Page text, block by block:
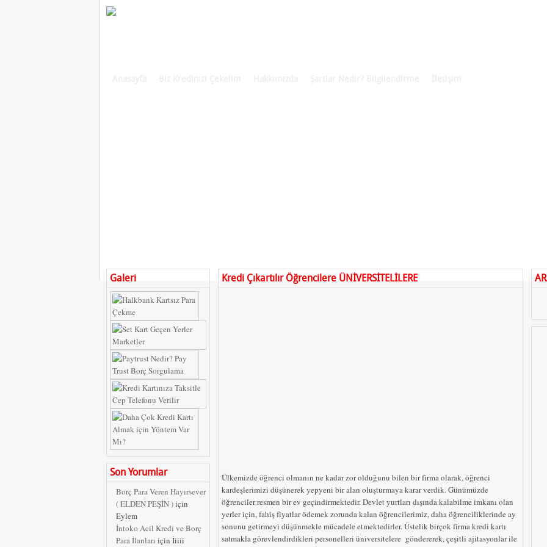
Galeri
Son Yorumlar
Borç Para Veren Hayırsever
( ELDEN PEŞİN )için
Eylem
İntoko Acil Kredi ve Borç
Para İlanları için İiiii
Kredi Çıkartılır Öğrencilere ÜNİVERSİTELİLERE
Ülkemizde öğrenci olmanın ne kadar zor olduğunu bilen bir firma olarak, öğrenci
kardeşlerimizi düşünerek yepyeni bir alan oluşturmaya karar verdik. Günümüzde
öğrenciler resmen bir ev geçindirmektedir. Devlet yurtları dışında kalabilme imkanı olan
yerler için, fahiş fiyatlar ödemek zorunda kalan öğrencilerimiz, daha öğrenciliklerinde ay
sonunu getirmeyi düşünmekle mücadele etmektedirler.Üstelik birçok firma kredi kartı
satmakla görevlendirdikleri personelleri üniversitelere göndererek, çeşitli ajitasyonlar ile